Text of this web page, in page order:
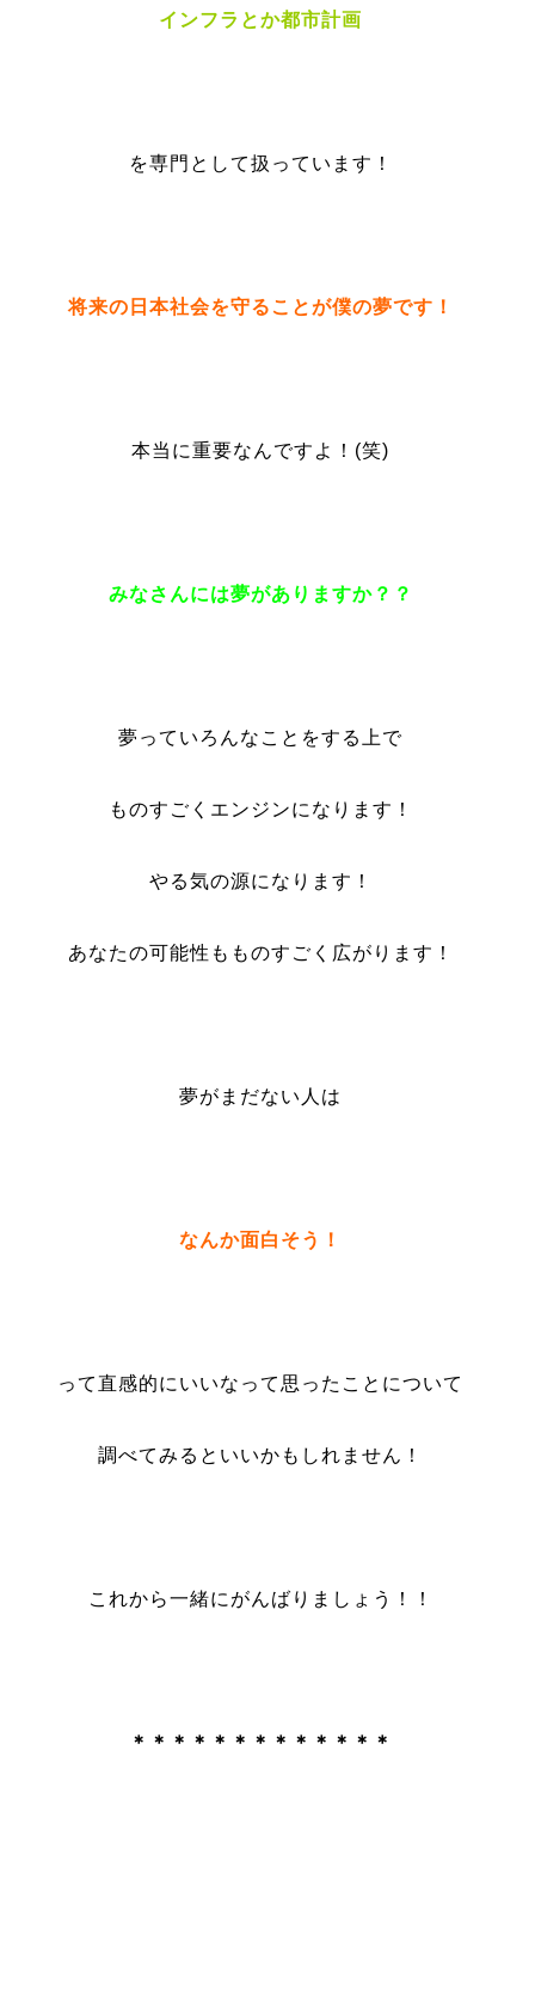
インフラとか都市計画
を専門として扱っています！
将来の日本社会を守ることが僕の夢です！
本当に重要なんですよ！(笑)
みなさんには夢がありますか？？
夢っていろんなことをする上で
ものすごくエンジンになります！
やる気の源になります！
あなたの可能性もものすごく広がります！
夢がまだない人は
なんか面白そう！
って直感的にいいなって思ったことについて
調べてみるといいかもしれません！
これから一緒にがんばりましょう！！
＊＊＊＊ ＊＊＊＊＊＊＊＊＊